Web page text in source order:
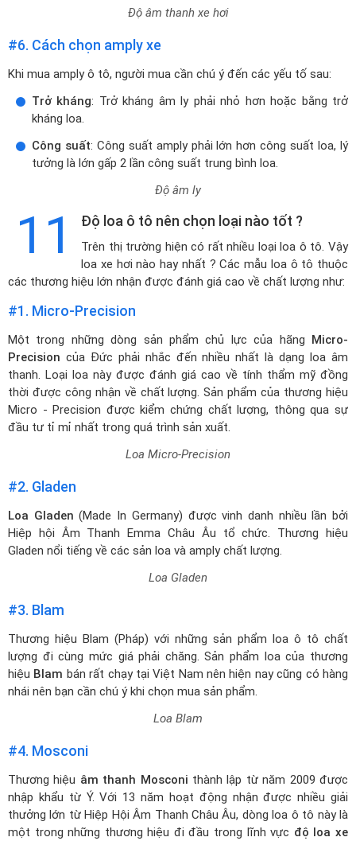
Độ âm thanh xe hơi
#6. Cách chọn amply xe
Khi mua amply ô tô, người mua cần chú ý đến các yếu tố sau:
Trở kháng: Trở kháng âm ly phải nhỏ hơn hoặc bằng trở
kháng loa.
Công suất: Công suất amply phải lớn hơn công suất loa, lý
tưởng là lớn gấp 2 lần công suất trung bình loa.
Độ âm ly
11 Độ loa ô tô nên chọn loại nào tốt ?
Trên thị trường hiện có rất nhiều loại loa ô tô. Vậy
loa xe hơi nào hay nhất ? Các mẫu loa ô tô thuộc
các thương hiệu lớn nhận được đánh giá cao về chất lượng như:
#1. Micro-Precision
Một trong những dòng sản phẩm chủ lực của hãng Micro-
Precision của Đức phải nhắc đến nhiều nhất là dạng loa âm
thanh. Loại loa này được đánh giá cao về tính thẩm mỹ đồng
thời được công nhận về chất lượng. Sản phẩm của thương hiệu
Micro - Precision được kiểm chứng chất lượng, thông qua sự
đầu tư tỉ mỉ nhất trong quá trình sản xuất.
Loa Micro-Precision
#2. Gladen
Loa Gladen (Made In Germany) được vinh danh nhiều lần bởi
Hiệp hội Âm Thanh Emma Châu Âu tổ chức. Thương hiệu
Gladen nổi tiếng về các sản loa và amply chất lượng.
Loa Gladen
#3. Blam
Thương hiệu Blam (Pháp) với những sản phẩm loa ô tô chất
lượng đi cùng mức giá phải chăng. Sản phẩm loa của thương
hiệu Blam bán rất chạy tại Việt Nam nên hiện nay cũng có hàng
nhái nên bạn cần chú ý khi chọn mua sản phẩm.
Loa Blam
#4. Mosconi
Thương hiệu âm thanh Mosconi thành lập từ năm 2009 được
nhập khẩu từ Ý. Với 13 năm hoạt động nhận được nhiều giải
thưởng lớn từ Hiệp Hội Âm Thanh Châu Âu, dòng loa ô tô này là
một trong những thương hiệu đi đầu trong lĩnh vực độ loa xe